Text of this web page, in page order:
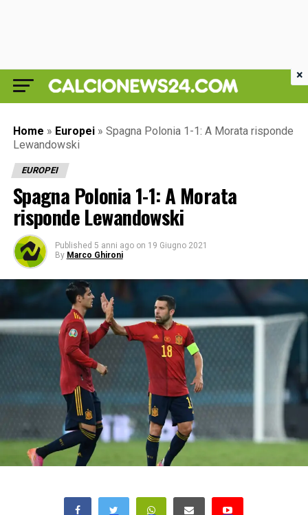
Home » Europei » Spagna Polonia 1-1: A Morata risponde
Lewandowski
EUROPEI
Spagna Polonia 1-1: A Morata
risponde Lewandowski
Published 5 anni ago on 19 Giugno 2021
By Marco Ghironi
×